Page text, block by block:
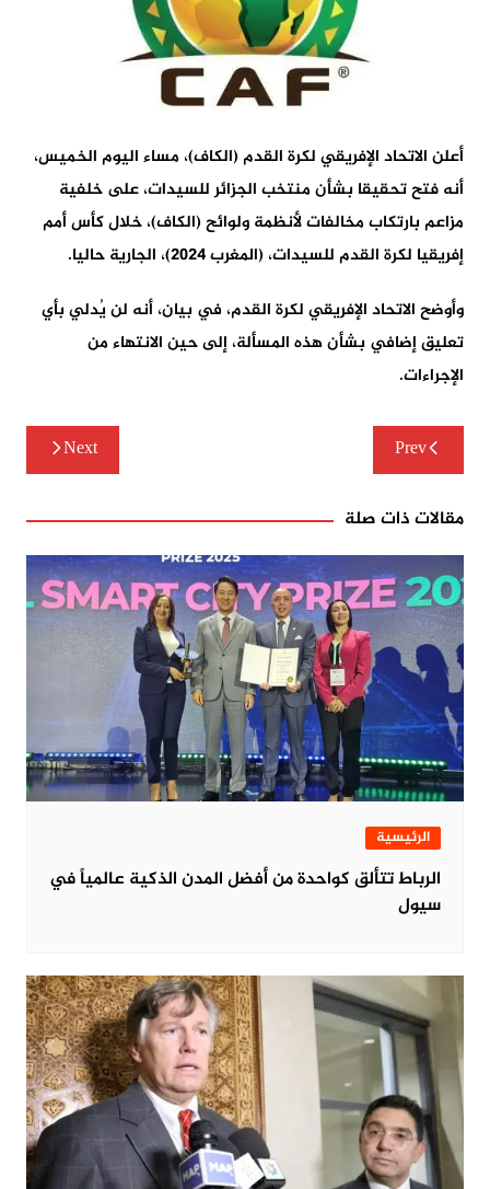
أعلن الاتحاد الإفريقي لكرة القدم (الكاف)، مساء اليوم الخميس،
أنه فتح تحقيقا بشأن منتخب الجزائر للسيدات، على خلفية
مزاعم بارتكاب مخالفات لأنظمة ولوائح (الكاف)، خلال كأس أمم
إفريقيا لكرة القدم للسيدات، (المغرب 2024)، الجارية حاليا.
وأوضح الاتحاد الإفريقي لكرة القدم، في بيان، أنه لن يُدلي بأي
تعليق إضافي بشأن هذه المسألة، إلى حين الانتهاء من
الإجراءات.
تصفّح
المقالاتPrev
Next
مقالات ذات صلة
الرئيسية
الرباط تتألق كواحدة من أفضل المدن الذكية عالمياً في
سيول